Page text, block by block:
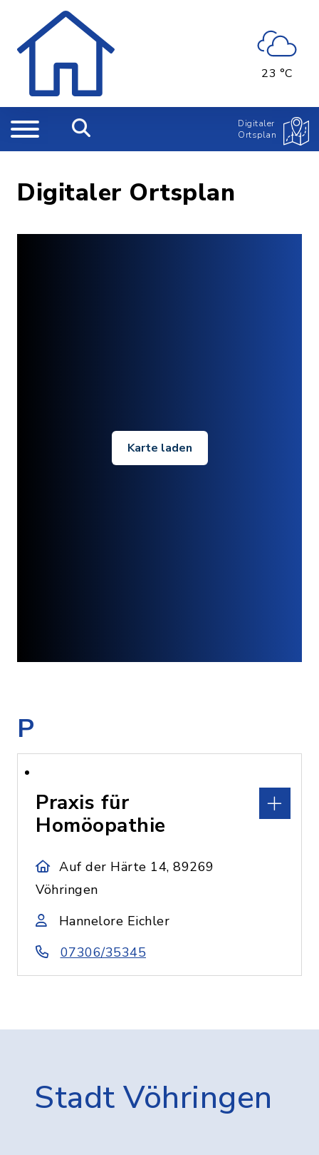
23 °C
Digitaler
Ortsplan
Digitaler Ortsplan
Karte laden
P
Praxis für
Homöopathie
Auf der Härte 14, 89269
Vöhringen
Hannelore Eichler
07306/35345
Stadt Vöhringen